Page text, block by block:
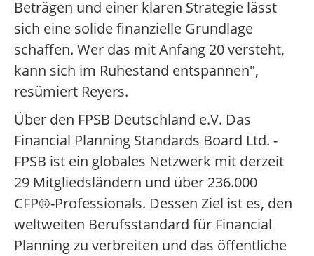
Beträgen und einer klaren Strategie lässt
sich eine solide finanzielle Grundlage
schaffen. Wer das mit Anfang 20 versteht,
kann sich im Ruhestand entspannen",
resümiert Reyers.
Über den FPSB Deutschland e.V. Das
Financial Planning Standards Board Ltd. -
FPSB ist ein globales Netzwerk mit derzeit
29 Mitgliedsländern und über 236.000
CFP®-Professionals. Dessen Ziel ist es, den
weltweiten Berufsstandard für Financial
Planning zu verbreiten und das öffentliche